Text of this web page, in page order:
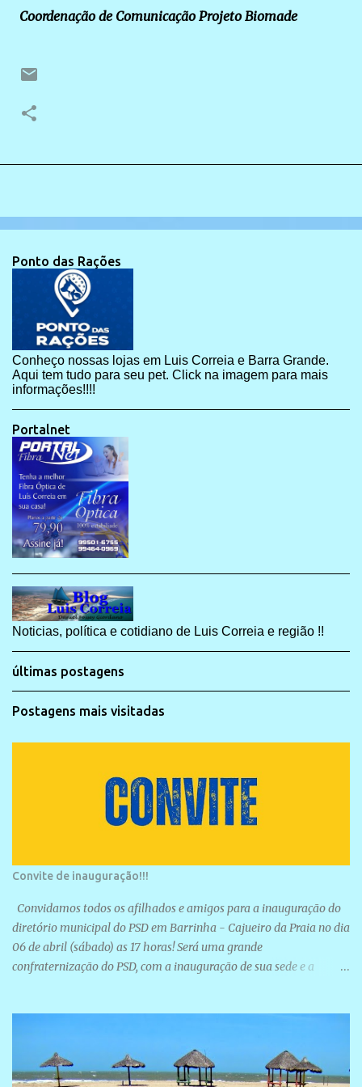
Coordenação de Comunicação Projeto Biomade
Ponto das Rações
Conheço nossas lojas em Luis Correia e Barra Grande.
Aqui tem tudo para seu pet. Click na imagem para mais
informações!!!!
Portalnet
Noticias, política e cotidiano de Luis Correia e região !!
últimas postagens
Postagens mais visitadas
Convite de inauguração!!!
Convidamos todos os afilhados e amigos para a inauguração do
diretório municipal do PSD em Barrinha - Cajueiro da Praia no dia
06 de abril (sábado) as 17 horas! Será uma grande
confraternização do PSD, com a inauguração de sua sede e a